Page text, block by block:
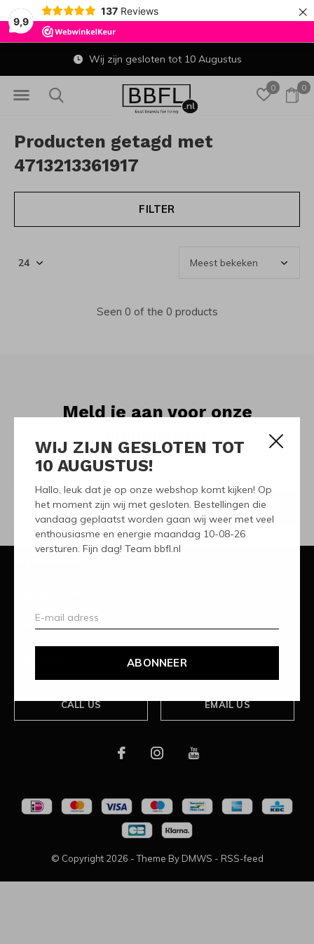
9,9
137 Reviews ×
WIJ ZIJN GESLOTEN TOT
10 AUGUSTUS!
Hallo, leuk dat je op onze webshop komt kijken! Op
het moment zijn wij met gesloten. Bestellingen die
vandaag geplaatst worden gaan wij weer met veel
enthousiasme en energie maandag 10-08-26
versturen. Fijn dag! Team bbfl.nl
ABONNEER
0 0
Wij zijn gesloten tot 10 Augustus
Producten getagd met
4713213361917
FILTER
Seen 0 of the 0 products
Meld je aan voor onze
Ontvang de nieuwste aanbiedingen en promoties
ABONNEER
Categorieën
CALL US EMAIL US
© Copyright 2026 - Theme By DMWS - RSS-feed